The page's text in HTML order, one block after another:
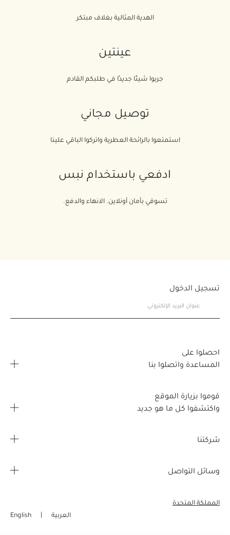
الهدية المثالية بغلاف مبتكر
عينتين
جربوا شيئًا جديدًا في طلبكم القادم
توصيل مجاني
استمتعوا بالرائحة العطرية واتركوا الباقي علينا
ادفعي باستخدام نبس
تسوقي بأمان أونلاين. الانهاء والدفع.
تسجيل الدخول
احصلوا على
المساعدة واتصلوا بنا
اتصلوا بنا
تفاصيل الشحن
الاسترجاع واسترداد المبالغ
قوموا بزيارة الموقع
واكتشفوا كل ما هو جديد
مزايا مجانية
شركتنا
وسائل التواصل
المملكة المتحدة
العربية
English